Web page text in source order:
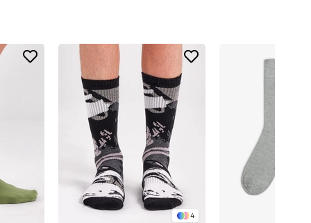
ve sürtünmeyi ortadan kaldırarak maksimum konfor sunar.
4